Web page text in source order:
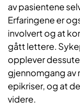
av pasientene
Erfaringene er
involvert og at
gått lettere.
opplever
gjennomgang av
epikriser, og at
videre.